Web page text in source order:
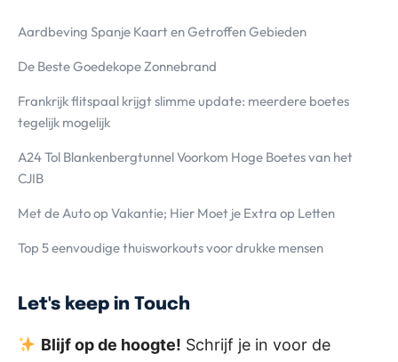
Aardbeving Spanje Kaart en Getroffen Gebieden
De Beste Goedekope Zonnebrand
Frankrijk flitspaal krijgt slimme update: meerdere boetes
tegelijk mogelijk
A24 Tol Blankenbergtunnel Voorkom Hoge Boetes van het
CJIB
Met de Auto op Vakantie; Hier Moet je Extra op Letten
Top 5 eenvoudige thuisworkouts voor drukke mensen
Let's keep in Touch
Blijf op de hoogte! Schrijf je in voor de